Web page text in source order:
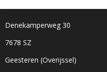
Denekamperweg 30
7678 SZ
Geesteren (Overijssel)